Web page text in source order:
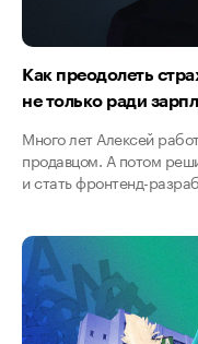
Как преодолеть
не только ради
Много лет Алексей
продавцом. А потом
и стать фронтенд-